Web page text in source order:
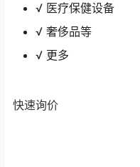
√ 医疗保健设备
√ 奢侈品等
√ 更多
快速询价